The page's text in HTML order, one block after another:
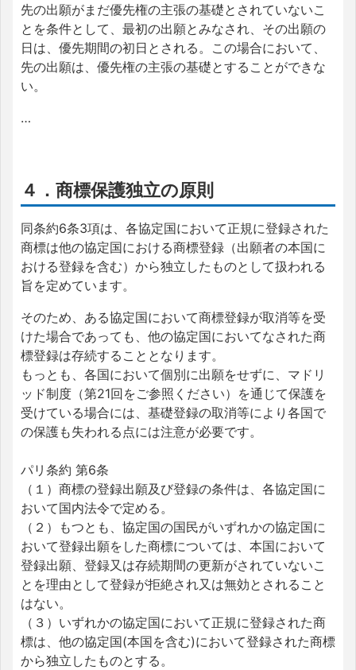
先の出願がまだ優先権の主張の基礎とされていないこ
とを条件として、最初の出願とみなされ、その出願の
日は、優先期間の初日とされる。この場合において、
先の出願は、優先権の主張の基礎とすることができな
い。
…
４．商標保護独立の原則
同条約6条3項は、各協定国において正規に登録された
商標は他の協定国における商標登録（出願者の本国に
おける登録を含む）から独立したものとして扱われる
旨を定めています。
そのため、ある協定国において商標登録が取消等を受
けた場合であっても、他の協定国においてなされた商
標登録は存続することとなります。
もっとも、各国において個別に出願をせずに、マドリ
ッド制度（第21回をご参照ください）を通じて保護を
受けている場合には、基礎登録の取消等により各国で
の保護も失われる点には注意が必要です。
パリ条約 第6条
（１）商標の登録出願及び登録の条件は、各協定国に
おいて国内法令で定める。
（２）もつとも、協定国の国民がいずれかの協定国に
おいて登録出願をした商標については、本国において
登録出願、登録又は存続期間の更新がされていないこ
とを理由として登録が拒絶され又は無効とされること
はない。
（３）いずれかの協定国において正規に登録された商
標は、他の協定国(本国を含む)において登録された商標
から独立したものとする。